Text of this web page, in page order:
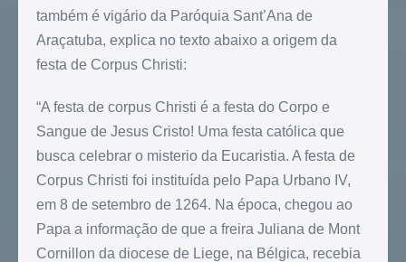
também é vigário da Paróquia Sant’Ana de
Araçatuba, explica no texto abaixo a origem da
festa de Corpus Christi:
“A festa de corpus Christi é a festa do Corpo e
Sangue de Jesus Cristo! Uma festa católica que
busca celebrar o misterio da Eucaristia. A festa de
Corpus Christi foi instituída pelo Papa Urbano IV,
em 8 de setembro de 1264. Na época, chegou ao
Papa a informação de que a freira Juliana de Mont
Cornillon da diocese de Liege, na Bélgica, recebia